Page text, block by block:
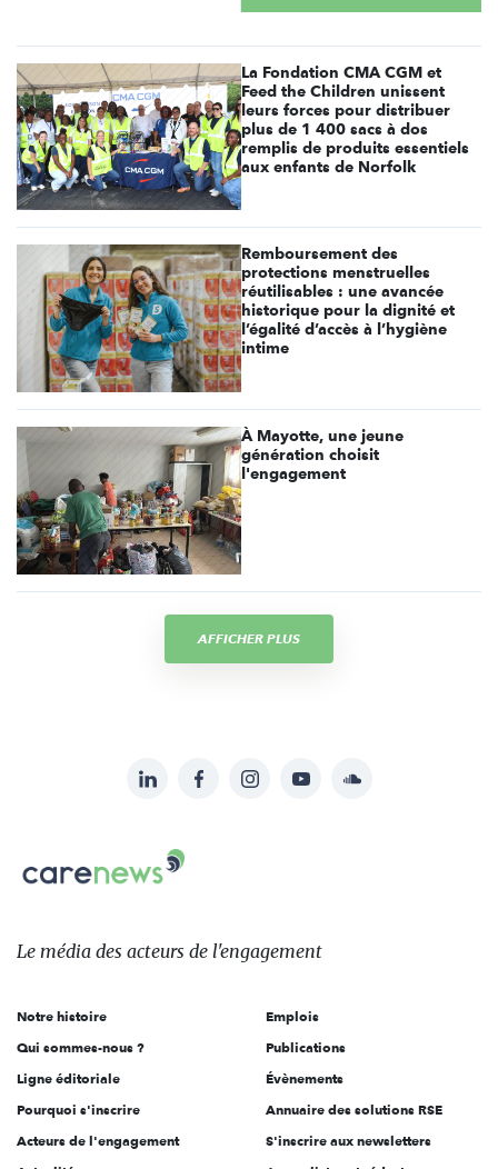
La Fondation CMA CGM et
Feed the Children unissent
leurs forces pour distribuer
plus de 1 400 sacs à dos
remplis de produits essentiels
aux enfants de Norfolk
Remboursement des
protections menstruelles
réutilisables : une avancée
historique pour la dignité et
l’égalité d’accès à l’hygiène
intime
À Mayotte, une jeune
génération choisit
l'engagement
AFFICHER PLUS
sur:
LinkedInFacebookInstagramYouTubeSoundcloud
Carenews,
Le
des
l'engagement
Le média des acteurs de l'engagement
Notre histoire
Qui sommes-nous ?
Ligne éditoriale
Pourquoi s'inscrire
Acteurs de l'engagement
Emplois
Publications
Évènements
Annuaire des solutions RSE
S'inscrire aux newsletters